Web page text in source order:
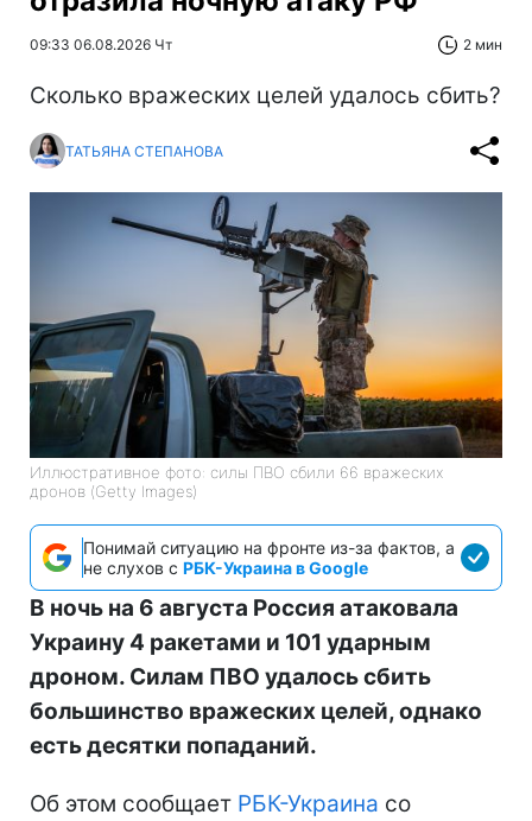
09:33 06.08.2026 Чт 2 мин
Сколько вражеских целей удалось сбить?
ТАТЬЯНА СТЕПАНОВА
Иллюстративное фото: силы ПВО сбили 66 вражеских
дронов (Getty Images)
Понимай ситуацию на фронте из-за фактов, а
не слухов с РБК-Украина в Google
В ночь на 6 августа Россия атаковала
Украину 4 ракетами и 101 ударным
дроном. Силам ПВО удалось сбить
большинство вражеских целей, однако
есть десятки попаданий.
Об этом сообщает РБК-Украина со